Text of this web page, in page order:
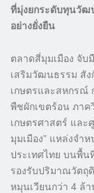
ที่มุ่งยกระดับทุนวัฒ
อย่างยั่งยืน
ตลาดสี่มุมเมือง จับ
เสริมวัฒนธรรม สั
เกษตรและสหกรณ์
พืชผักเขตร้อน ภา
เกษตรศาสตร์ และ
มุมเมือง” แหล่งจำ
ประเทศไทย บนพื้น
รองรับปริมาณวัตถุ
หมุนเวียนกว่า 4 ล้